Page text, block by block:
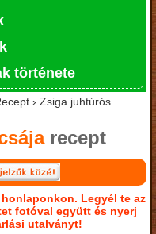
története
› Zsiga juhtúrós
recept
Legyél te az
fotóval együtt és nyerj
utalványt!